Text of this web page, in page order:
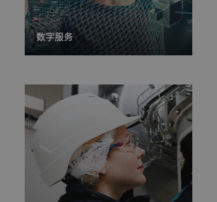
数字服务
强大的平台，提高生产力和产量